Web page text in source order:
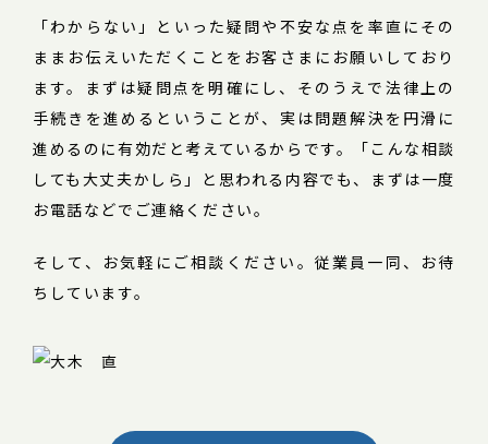
「わからない」といった疑問や不安な点を率直にその
ままお伝えいただくことをお客さまにお願いしており
ます。まずは疑問点を明確にし、そのうえで法律上の
手続きを進めるということが、実は問題解決を円滑に
進めるのに有効だと考えているからです。「こんな相談
しても大丈夫かしら」と思われる内容でも、まずは一度
お電話などでご連絡ください。
そして、お気軽にご相談ください。従業員一同、お待
ちしています。